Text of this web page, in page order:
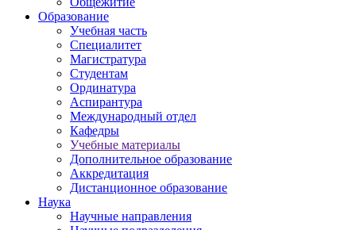
Образование
Учебная часть
Специалитет
Магистратура
Студентам
Ординатура
Аспирантура
Международный отдел
Кафедры
Учебные материалы
Дополнительное образование
Аккредитация
Дистанционное образование
Наука
Научные направления